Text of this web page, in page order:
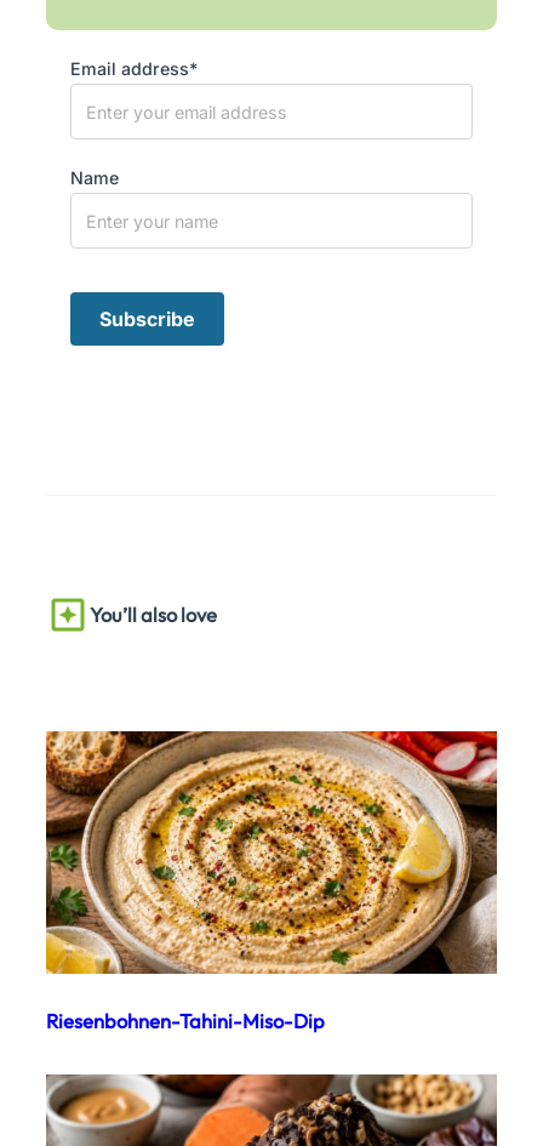
Email address*
Name
You’ll also love
Riesenbohnen-Tahini-Miso-Dip